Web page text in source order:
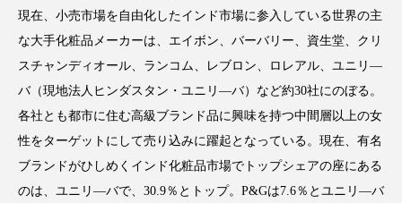
AI B2B BeautyTech ChatGPT
Gemini Instagram SaaS SNS
TikTok アスタキサンチン
アンチエイジング アンチソリチュード
現在、小売市場を自由化したインド市場に参入している世界の主
な大手化粧品メーカーは、エイボン、バーバリー、資生堂、クリ
スチャンディオール、ランコム、レブロン、ロレアル、ユニリ―
バ（現地法人ヒンダスタン・ユニリ―バ）など約30社にのぼる。
各社とも都市に住む高級ブランド品に興味を持つ中間層以上の女
性をターゲットにして売り込みに躍起となっている。現在、有名
ブランドがひしめくインド化粧品市場でトップシェアの座にある
のは、ユニリ―バで、30.9％とトップ。P&Gは7.6％とユニリ―バ